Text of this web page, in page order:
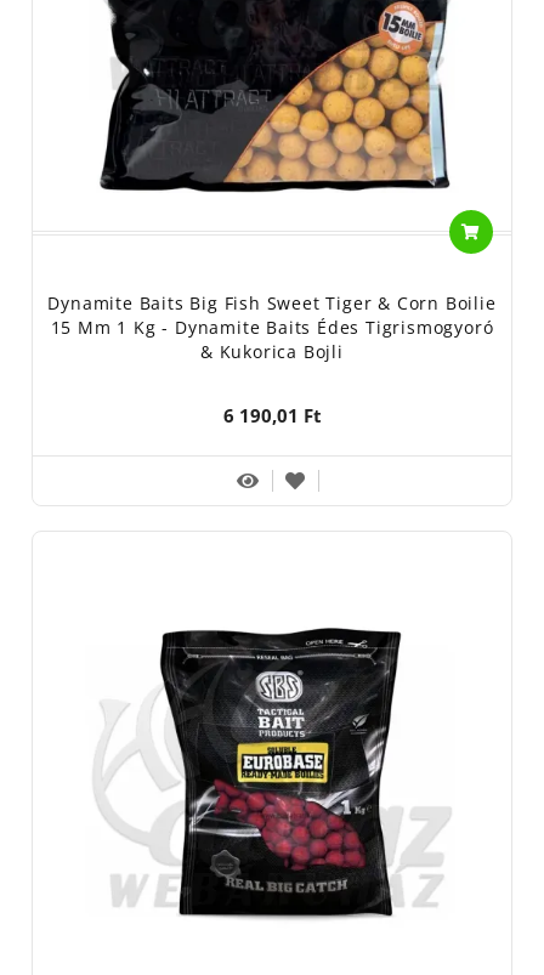
Dynamite Baits Big Fish Sweet Tiger & Corn Boilie
15 Mm 1 Kg - Dynamite Baits Édes Tigrismogyoró
& Kukorica Bojli
6 190,01 Ft